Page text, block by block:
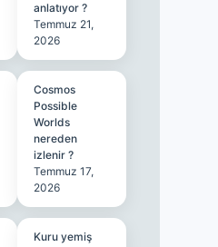
anlatıyor ?
Temmuz 21,
2026
Cosmos
Possible
Worlds
nereden
izlenir ?
Temmuz 17,
2026
Kuru yemiş